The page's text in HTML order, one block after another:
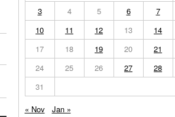
3
4 5 6 7
10
11 12 13 14
17
18 19 20 21
24
25 26 27 28
31
« Nov
Jan »